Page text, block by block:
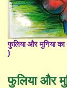
फुलिया और मुनिया
)
फुलिया और